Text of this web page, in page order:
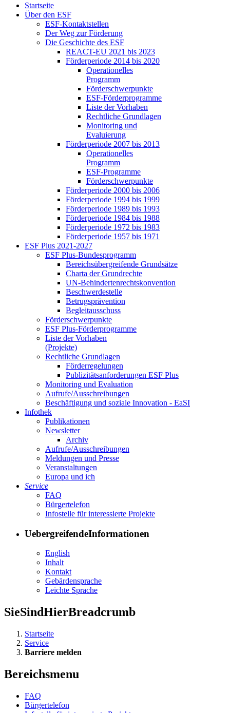
Start­sei­te
Über den ESF
ESF-Kon­takt­stel­len
Der Weg zur För­de­rung
Die Ge­schich­te des ESF
RE­ACT-EU 2021 bis 2023
För­der­pe­ri­ode 2014 bis 2020
Ope­ra­tio­nel­les
Pro­gramm
För­der­schwer­punk­te
ESF-För­der­pro­gram­me
Lis­te der Vor­ha­ben
Recht­li­che Grund­la­gen
Mo­ni­to­ring und
Eva­lu­ie­rung
För­der­pe­ri­ode 2007 bis 2013
Ope­ra­tio­nel­les
Pro­gramm
ESF-Pro­gram­me
För­der­schwer­punk­te
För­der­pe­ri­ode 2000 bis 2006
För­der­pe­ri­ode 1994 bis 1999
För­der­pe­ri­ode 1989 bis 1993
För­der­pe­ri­ode 1984 bis 1988
För­der­pe­ri­ode 1972 bis 1983
För­der­pe­ri­ode 1957 bis 1971
ESF Plus 2021-2027
ESF Plus-Bun­des­pro­gramm
Be­reichs­über­grei­fen­de Grund­sät­ze
Char­ta der Grund­rech­te
UN-Be­hin­der­ten­rechts­kon­ven­ti­on
Be­schwer­de­stel­le
Be­trugs­prä­ven­ti­on
Be­glei­taus­schuss
För­der­schwer­punk­te
ESF Plus-För­der­pro­gram­me
Lis­te der Vor­ha­ben
(Pro­jek­te)
Recht­li­che Grund­la­gen
För­der­re­ge­lun­gen
Pu­bli­zi­täts­an­for­de­run­gen ESF Plus
Mo­ni­to­ring und Eva­lua­ti­on
Auf­ru­fe/Aus­schrei­bun­gen
Be­schäf­ti­gung und so­zia­le In­no­va­ti­on - Ea­SI
In­fo­thek
Pu­bli­ka­tio­nen
Newslet­ter
Ar­chiv
Auf­ru­fe/Aus­schrei­bun­gen
Mel­dun­gen und Pres­se
Ver­an­stal­tun­gen
Eu­ro­pa und ich
Ser­vice
FAQ
Bür­ger­te­le­fon
In­fo­stel­le für in­ter­es­sier­te Pro­jek­te
UebergreifendeInformationen
English
In­halt
Kon­takt
Ge­bär­den­spra­che
Leich­te Spra­che
SieSindHierBreadcrumb
Startseite
Service
Barriere melden
Bereichsmenu
FAQ
Bür­ger­te­le­fon